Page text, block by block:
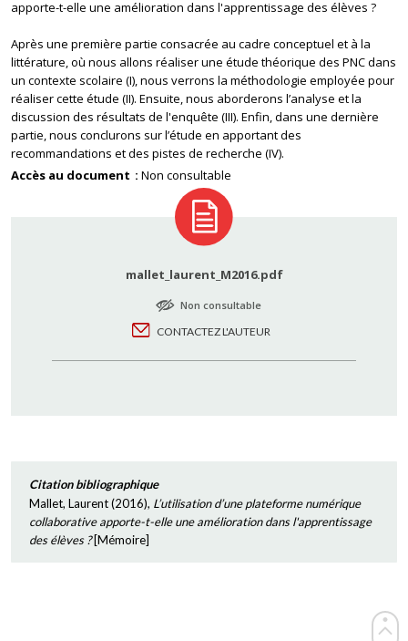
apporte-t-elle une amélioration dans l'apprentissage des élèves ?
Après une première partie consacrée au cadre conceptuel et à la
littérature, où nous allons réaliser une étude théorique des PNC dans
un contexte scolaire (I), nous verrons la méthodologie employée pour
réaliser cette étude (II). Ensuite, nous aborderons l’analyse et la
discussion des résultats de l'enquête (III). Enfin, dans une dernière
partie, nous conclurons sur l’étude en apportant des
recommandations et des pistes de recherche (IV).
Accès au document
Non consultable
mallet_laurent_M2016.pdf
Non consultable
CONTACTEZ L'AUTEUR
Citation bibliographique
Mallet, Laurent(2016), L’utilisation d’une plateforme numérique
collaborative apporte-t-elle une amélioration dans l'apprentissage
des élèves ?[Mémoire]